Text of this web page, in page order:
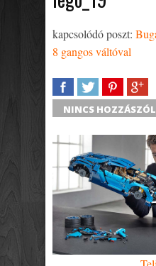
kapcsolódó poszt:
8 gangos váltóval
SHARETWEETSHARE
NINCS